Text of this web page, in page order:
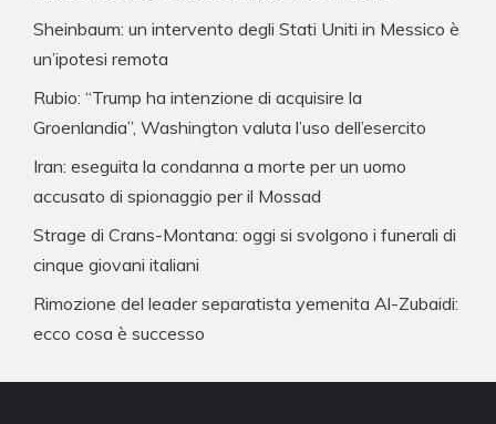
Sheinbaum: un intervento degli Stati Uniti in Messico è
un’ipotesi remota
Rubio: “Trump ha intenzione di acquisire la
Groenlandia”, Washington valuta l’uso dell’esercito
Iran: eseguita la condanna a morte per un uomo
accusato di spionaggio per il Mossad
Strage di Crans-Montana: oggi si svolgono i funerali di
cinque giovani italiani
Rimozione del leader separatista yemenita Al-Zubaidi:
ecco cosa è successo